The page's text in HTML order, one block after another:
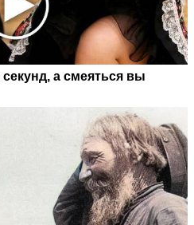
а смеяться вы